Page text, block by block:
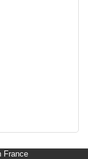
France